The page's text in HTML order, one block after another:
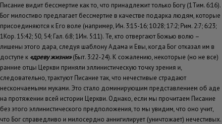
Писание видит бессмертие как то, что принадлежит только Богу (1Тим. 6:16).
Бог милостиво предлагает бессмертие в качестве подарка людям, которые
присоединяются к Его воле (например, Ин. 3:15-16; 10:28; 17:2; Рим. 2:7; 6:23;
1Кор. 15:42; 50, 54; Гал. 6:8; 1Ин. 5:11). Те, кто отвергают Божью волю –
лишены этого дара, следуя шаблону Адама и Евы, когда Бог отказал им в
доступе к «древу жизни»(Быт. 3:22-24). К сожалению, некоторые (но не все)
ранние отцы Церкви приняли эллинистическую точку зрения и,
следовательно, трактуют Писание так, что нечестивые страдают
нескончаемыми муками. Это стало доминирующим представлением об аде
на протяжении всей истории Церкви. Однако, если мы прочитаем Писание
без этого эллинистического предположения, то мы увидим, что оно учит,
что Бог справедливо и милосердно аннигилирует (уничтожает) нечестивых.